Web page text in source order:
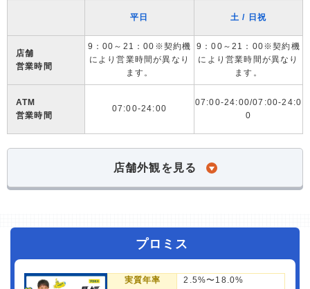
平日 土 / 日祝
店舗
営業時間
9：00～21：00※契約機
により営業時間が異なり
ます。
9：00～21：00※契約機
により営業時間が異なり
ます。
ATM
営業時間
07:00-24:00
07:00-24:00/07:00-24:0
0
店舗外観を見る
プロミス
実質年率 2.5%〜18.0%